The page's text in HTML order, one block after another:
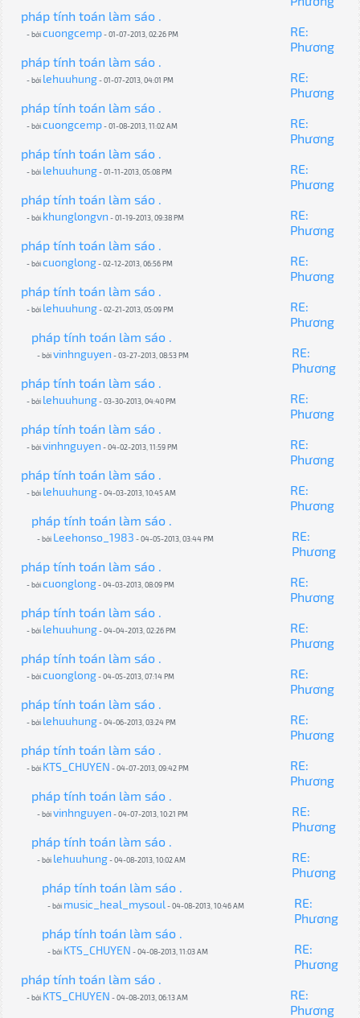
pháp tính toán làm sáo .
- bởicuongcemp- 01-07-2013, 02:26 PM
RE:
Phương
pháp tính toán làm sáo .
- bởi lehuuhung- 01-07-2013, 04:01 PM
RE:
Phương
pháp tính toán làm sáo .
- bởicuongcemp- 01-08-2013, 11:02 AM
RE:
Phương
pháp tính toán làm sáo .
- bởi lehuuhung- 01-11-2013, 05:08 PM
RE:
Phương
pháp tính toán làm sáo .
- bởi khunglongvn - 01-19-2013, 09:38 PM
RE:
Phương
pháp tính toán làm sáo .
- bởicuonglong- 02-12-2013, 06:56 PM
RE:
Phương
pháp tính toán làm sáo .
- bởi lehuuhung- 02-21-2013, 05:09 PM
RE:
Phương
pháp tính toán làm sáo .
- bởivinhnguyen - 03-27-2013, 08:53 PM
RE:
Phương
pháp tính toán làm sáo .
- bởi lehuuhung- 03-30-2013, 04:40 PM
RE:
Phương
pháp tính toán làm sáo .
- bởivinhnguyen - 04-02-2013, 11:59 PM
RE:
Phương
pháp tính toán làm sáo .
- bởi lehuuhung- 04-03-2013, 10:45 AM
RE:
Phương
pháp tính toán làm sáo .
- bởi Leehonso_1983 - 04-05-2013, 03:44 PM
RE:
Phương
pháp tính toán làm sáo .
- bởicuonglong- 04-03-2013, 08:09 PM
RE:
Phương
pháp tính toán làm sáo .
- bởi lehuuhung- 04-04-2013, 02:26 PM
RE:
Phương
pháp tính toán làm sáo .
- bởicuonglong- 04-05-2013, 07:14 PM
RE:
Phương
pháp tính toán làm sáo .
- bởi lehuuhung- 04-06-2013, 03:24 PM
RE:
Phương
pháp tính toán làm sáo .
- bởi KTS_CHUYEN - 04-07-2013, 09:42 PM
RE:
Phương
pháp tính toán làm sáo .
- bởivinhnguyen - 04-07-2013, 10:21 PM
RE:
Phương
pháp tính toán làm sáo .
- bởi lehuuhung- 04-08-2013, 10:02 AM
RE:
Phương
pháp tính toán làm sáo .
- bởi music_heal_mysoul- 04-08-2013, 10:46 AM
RE:
Phương
pháp tính toán làm sáo .
- bởi KTS_CHUYEN - 04-08-2013, 11:03 AM
RE:
Phương
pháp tính toán làm sáo .
- bởi KTS_CHUYEN - 04-08-2013, 06:13 AM
RE:
Phương